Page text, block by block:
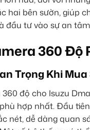
hai bên sườn, giúp
đầu tư vào sự an
360 Độ
Trọng Khi
độ cho Isuzu
hợp nhất. Đầu
nét, dễ dàng quan